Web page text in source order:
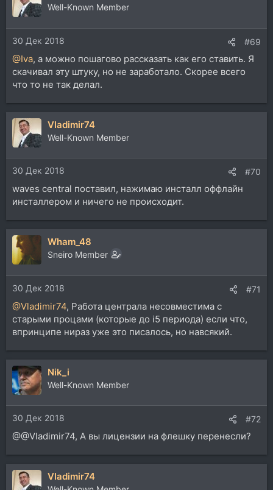
Well-Known Member
30 Дек 2018 #69
@Iva, а можно пошагово рассказать как его ставить. Я
скачивал эту штуку, но не заработало. Скорее всего
что то не так делал.
Vladimir74
Well-Known Member
30 Дек 2018 #70
waves central поставил, нажимаю инсталл оффлайн
инсталлером и ничего не происходит.
Wham_48
Sneiro Member
30 Дек 2018 #71
@Vladimir74, Работа централа несовместима с
старыми процами (которые до i5 периода) если что,
впринципе нираз уже это писалось, но навсякий.
Nik_i
Well-Known Member
30 Дек 2018 #72
@@Vladimir74, А вы лицензии на флешку перенесли?
Vladimir74